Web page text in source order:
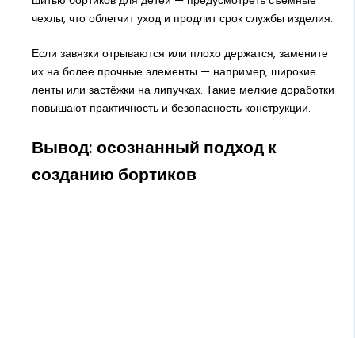
чехлы, что облегчит уход и продлит срок службы изделия.
Если завязки отрываются или плохо держатся, замените
их на более прочные элементы — например, широкие
ленты или застёжки на липучках. Такие мелкие доработки
повышают практичность и безопасность конструкции.
Вывод: осознанный подход к
созданию бортиков